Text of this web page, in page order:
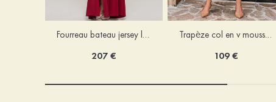
Fourreau bateau jersey longueur ras du sol robe de mère de la mariée avec appliqué fendue
207 €
Trapèze col en v mousseline longueur mollet robe de mère de la mariée avec plissé ceintures
109 €